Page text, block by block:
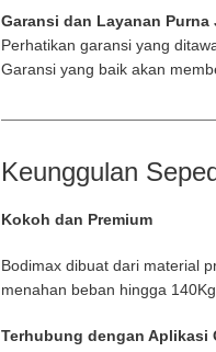
Garansi dan Layanan Purna
Perhatikan garansi yang
Garansi yang baik akan
Keunggulan
Kokoh dan Premium
Bodimax dibuat dari material
menahan beban hingga
Terhubung dengan Aplikasi